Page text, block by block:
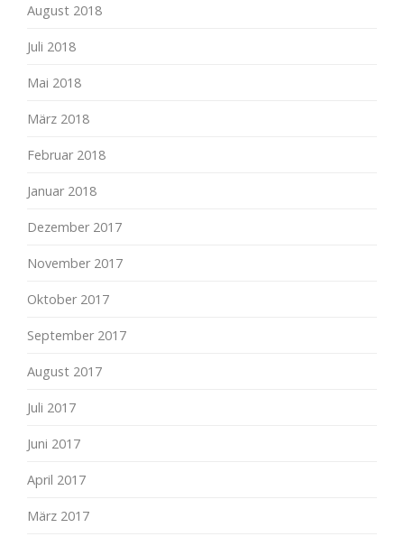
August 2018
Juli 2018
Mai 2018
März 2018
Februar 2018
Januar 2018
Dezember 2017
November 2017
Oktober 2017
September 2017
August 2017
Juli 2017
Juni 2017
April 2017
März 2017